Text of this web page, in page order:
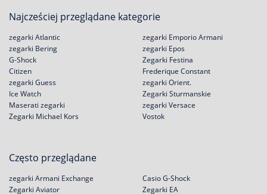
Najcześciej przeglądane kategorie
zegarki Atlantic
zegarki Bering
G-Shock
Citizen
zegarki Emporio Armani
zegarki Epos
Zegarki Festina
Frederique Constant
zegarki Guess
Ice Watch
Maserati zegarki
Zegarki Michael Kors
zegarki Orient.
Zegarki Sturmanskie
zegarki Versace
Vostok
Często przeglądane
zegarki Armani Exchange
Zegarki Aviator
Casio G-Shock
Zegarki EA